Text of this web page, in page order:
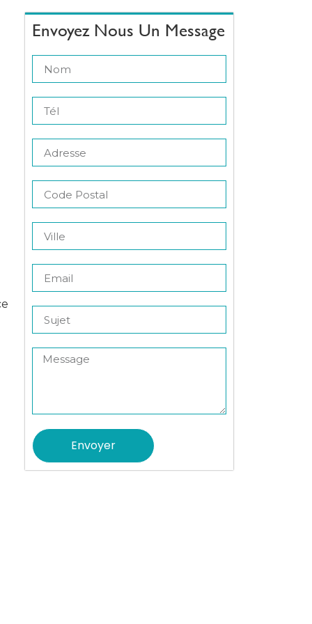
Envoyez Nous Un Message
Envoyer